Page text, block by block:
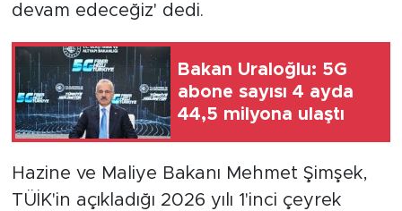
devam edeceğiz' dedi.
Bakan Uraloğlu: 5G
abone sayısı 4 ayda
44,5 milyona ulaştı
Hazine ve Maliye Bakanı Mehmet Şimşek,
TÜİK'in açıkladığı 2026 yılı 1'inci çeyrek